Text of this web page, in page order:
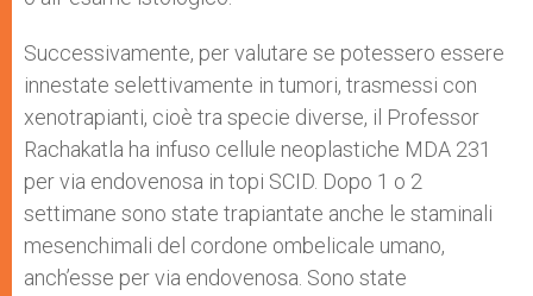
Successivamente, per valutare se potessero essere
innestate selettivamente in tumori, trasmessi con
xenotrapianti, cioè tra specie diverse, il Professor
Rachakatla ha infuso cellule neoplastiche MDA 231
per via endovenosa in topi SCID. Dopo 1 o 2
settimane sono state trapiantate anche le staminali
mesenchimali del cordone ombelicale umano,
anch’esse per via endovenosa. Sono state